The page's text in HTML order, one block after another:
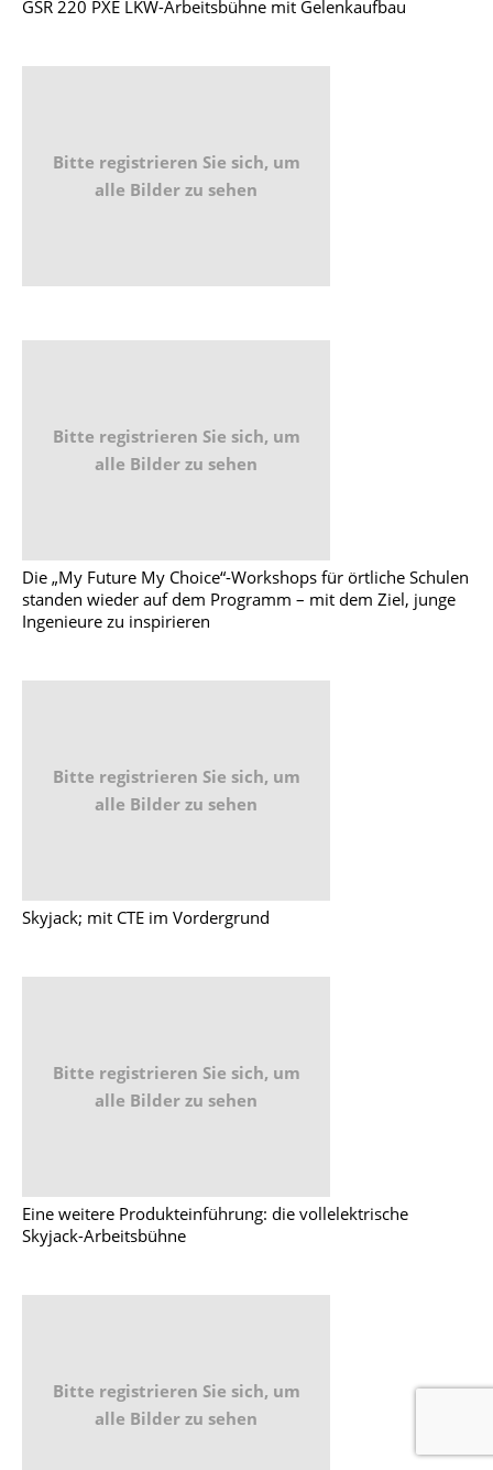
GSR 220 PXE LKW-Arbeitsbühne mit Gelenkaufbau
Bitte registrieren Sie sich, um
alle Bilder zu sehen
Bitte registrieren Sie sich, um
alle Bilder zu sehen
Die „My Future My Choice“-Workshops für örtliche Schulen
standen wieder auf dem Programm – mit dem Ziel, junge
Ingenieure zu inspirieren
Bitte registrieren Sie sich, um
alle Bilder zu sehen
Skyjack; mit CTE im Vordergrund
Bitte registrieren Sie sich, um
alle Bilder zu sehen
Eine weitere Produkteinführung: die vollelektrische
Skyjack-Arbeitsbühne
Bitte registrieren Sie sich, um
alle Bilder zu sehen